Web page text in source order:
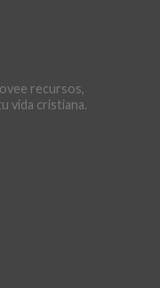
recursos,
vida cristiana.